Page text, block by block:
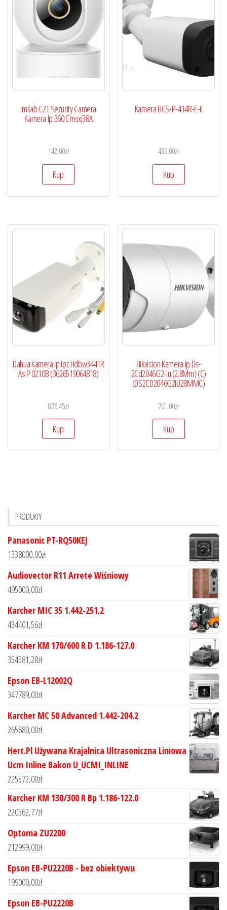
Imilab C21 Security Camera
Kamera Ip 360 Cmsxj38A
142,00zł
Kup
Kamera BCS-P-414R-E-II
436,00zł
Kup
Dahua Kamera Ip Ipc Hdbw3441R
As P 0210B (3626519064818)
876,45zł
Kup
Hikvision Kamera Ip Ds-
2Cd2046G2-Iu (2.8Mm) (C)
(DS2CD2046G2IU28MMC)
701,00zł
Kup
PRODUKTY
Panasonic PT-RQ50KEJ
1338000,00zł
Audiovector R11 Arrete Wiśniowy
495000,00zł
Karcher MIC 35 1.442-251.2
434401,56zł
Karcher KM 170/600 R D 1.186-127.0
354581,28zł
Epson EB-L12002Q
347789,00zł
Karcher MC 50 Advanced 1.442-204.2
265680,00zł
Hert.Pl Używana Krajalnica Ultrasoniczna Liniowa
Ucm Inline Bakon U_UCMI_INLINE
225572,00zł
Karcher KM 130/300 R Bp 1.186-122.0
220562,77zł
Optoma ZU2200
212999,00zł
Epson EB-PU2220B - bez obiektywu
199000,00zł
Epson EB-PU2220B